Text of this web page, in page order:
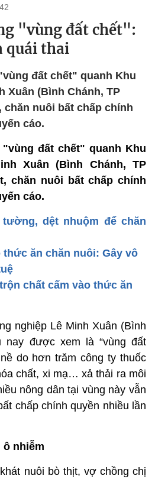
"vùng đất chết":
quái thai
đất chết" quanh Khu
Xuân (Bình Chánh, TP
chăn nuôi bất chấp chính
cáo.
đất chết" quanh Khu
Xuân (Bình Chánh, TP
chăn nuôi bất chấp chính
cáo.
dệt nhuộm để chăn
ăn chăn nuôi: Gây vô
chất cấm vào thức ăn
nghiệp Lê Minh Xuân (Bình
nay được xem là “vùng đất
do hơn trăm công ty thuốc
chất, xi mạ… xả thải ra môi
nông dân tại vùng này vẫn
chấp chính quyền nhiều lần
nhiễm
nuôi bò thịt, vợ chồng chị